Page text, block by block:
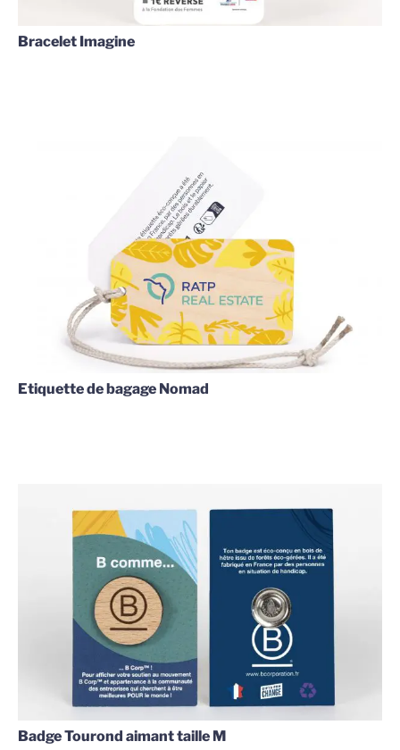
Bracelet Imagine
Etiquette de bagage Nomad
Badge Tourond aimant taille M